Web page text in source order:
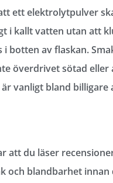
ett elektrolytpulver
i kallt vatten utan att
botten av flaskan.
överdrivet sötad eller
vanligt bland billigare
att du läser
och blandbarhet innan